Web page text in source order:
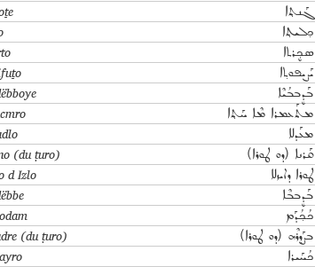
ܓܰܢܬ݂ܐ
ܟ݂ܠܝܬ݂ܐ
ܣܟ݂ܷܪܬܐ
ܝܰܨܝܦܘܬ݂ܐ
ܒܰܕܷܒܒܳܝܶܐ
ܡܬܰܥܡܪܐ ܡܶܐ ܚܰܬ݂ܐ
ܡܥܰܕܠܐ
(du ṭuro) ܩܰܪܢܐ (ܕܘ ܛܘܪܐ)
d Izlo ܛܘܪܐ ܕܐܝܙܠܐ
ܒܰܕܷܒܒܶܐ
ܟܳܟ݂ܳܕܰܡ
(du ṭuro) ܒܨܰܕܪܶܗ (ܕܘ ܛܘܪܐ)
ܟܳܚܰܝܪܐ